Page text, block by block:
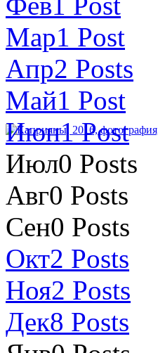
Мар1 Post
Апр2 Posts
Май1 Post
Июн1 Post
Июл0 Posts
Авг0 Posts
Сен0 Posts
Окт2 Posts
Ноя2 Posts
Дек8 Posts